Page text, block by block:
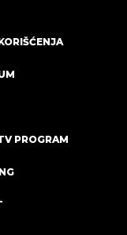
PROGRAM